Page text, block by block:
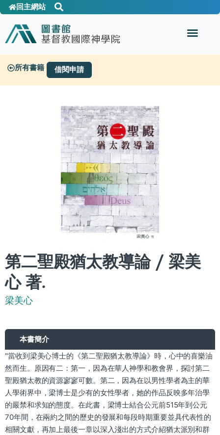
回主網站
所有書籍 借閱申請
第二聖殿猶太教導論 / 梁美
心 著.
梁美心
本書簡介
"當收到梁美心博士的《第二聖殿猶太教導論》時，心中的喜樂油
然而生。原因有二：第一，因為在華人神學和教會界，探討第二
聖殿猶太教的資源寥寥可數。第二，因為在以男性學者為主的華
人學術界中，梁博士是少有的女性學者，她的作品反映多年治學
的嚴禁和求知的態度。在此書，梁博士結合公元前515年到公元
70年間，在兩約之間的歷史的發展和每段時期重要並具代表性的
相關文獻，再加上最後一章以深入淺出的方式介紹猶太派別和群